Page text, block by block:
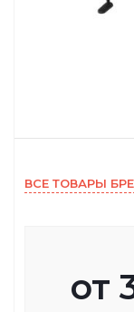
ВСЕ ТОВАРЫ
от